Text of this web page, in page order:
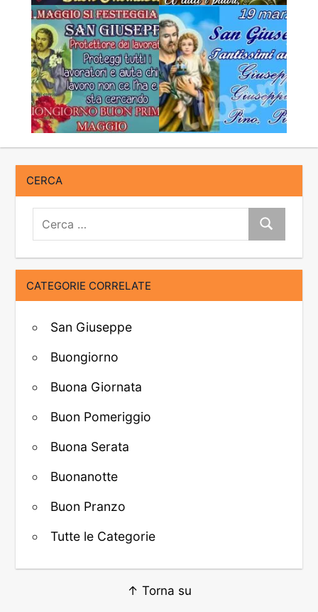
CERCA
Cerca:
Cerca
CATEGORIE CORRELATE
San Giuseppe
Buongiorno
Buona Giornata
Buon Pomeriggio
Buona Serata
Buonanotte
Buon Pranzo
Tutte le Categorie
↑ Torna su